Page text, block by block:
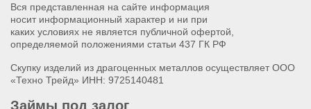
Скупка Apple Watch Series 5
Скупка Apple Watch Series 6
Скупка Apple Watch Series 7
Скупка Apple Watch Series 9
Вся представленная на сайте информация
носит информационный характер и ни при
каких условиях не является публичной офертой,
определяемой положениями статьи 437 ГК РФ
Скупку изделий из драгоценных металлов осуществляет ООО
«Техно Трейд» ИНН: 9725140481
Займы под залог